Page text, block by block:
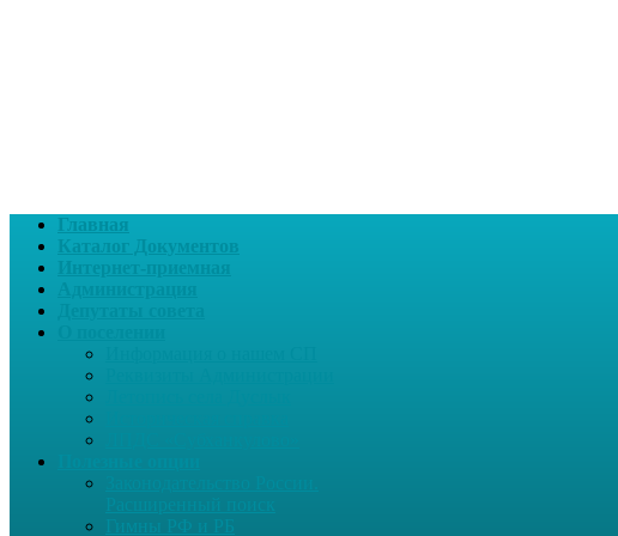
Главная
Каталог Документов